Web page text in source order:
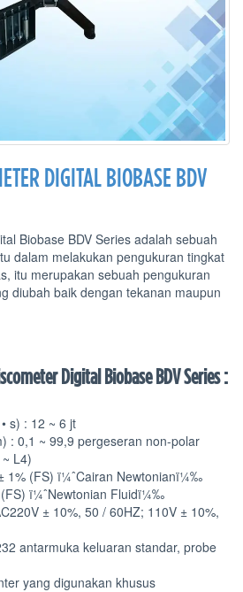
DIGITAL BIOBASE BDV
Biobase BDV Series adalah sebuah
dalam melakukan pengukuran tingkat
itu merupakan sebuah pengukuran
diubah baik dengan tekanan maupun
Digital Biobase BDV Series :
s) : 12 ~ 6 jt
: 0,1 ~ 99,9 pergeseran non-polar
: 4 (L1 ~ L4)
1% (FS) ï¼ˆCairan Newtonianï¼‰
(FS) ï¼ˆNewtonian Fluidï¼‰
± 10%, 50 / 60HZ; 110V ± 10%,
antarmuka keluaran standar, probe
yang digunakan khusus